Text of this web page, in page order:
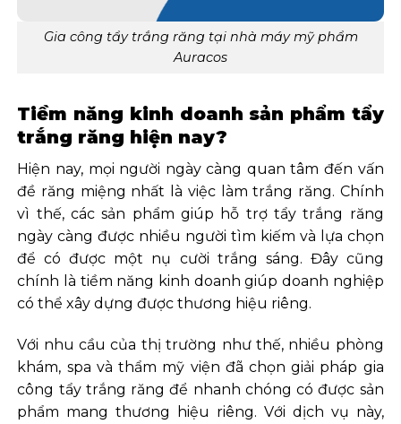
Gia công tẩy trắng răng tại nhà máy mỹ phẩm
Auracos
Tiềm năng kinh doanh sản phẩm tẩy
trắng răng hiện nay?
Hiện nay, mọi người ngày càng quan tâm đến vấn
đề răng miệng nhất là việc làm trắng răng. Chính
vì thế, các sản phẩm giúp hỗ trợ tẩy trắng răng
ngày càng được nhiều người tìm kiếm và lựa chọn
để có được một nụ cười trắng sáng. Đây cũng
chính là tiềm năng kinh doanh giúp doanh nghiệp
có thể xây dựng được thương hiệu riêng.
Với nhu cầu của thị trường như thế, nhiều phòng
khám, spa và thẩm mỹ viện đã chọn giải pháp gia
công tẩy trắng răng để nhanh chóng có được sản
phẩm mang thương hiệu riêng. Với dịch vụ này,